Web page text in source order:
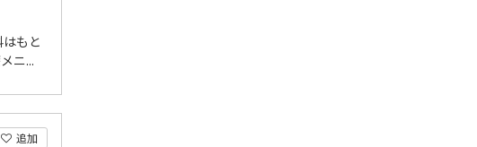
もと
ニ...
追加